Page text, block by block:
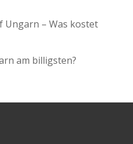
Ungarn – Was kostet
am billigsten?